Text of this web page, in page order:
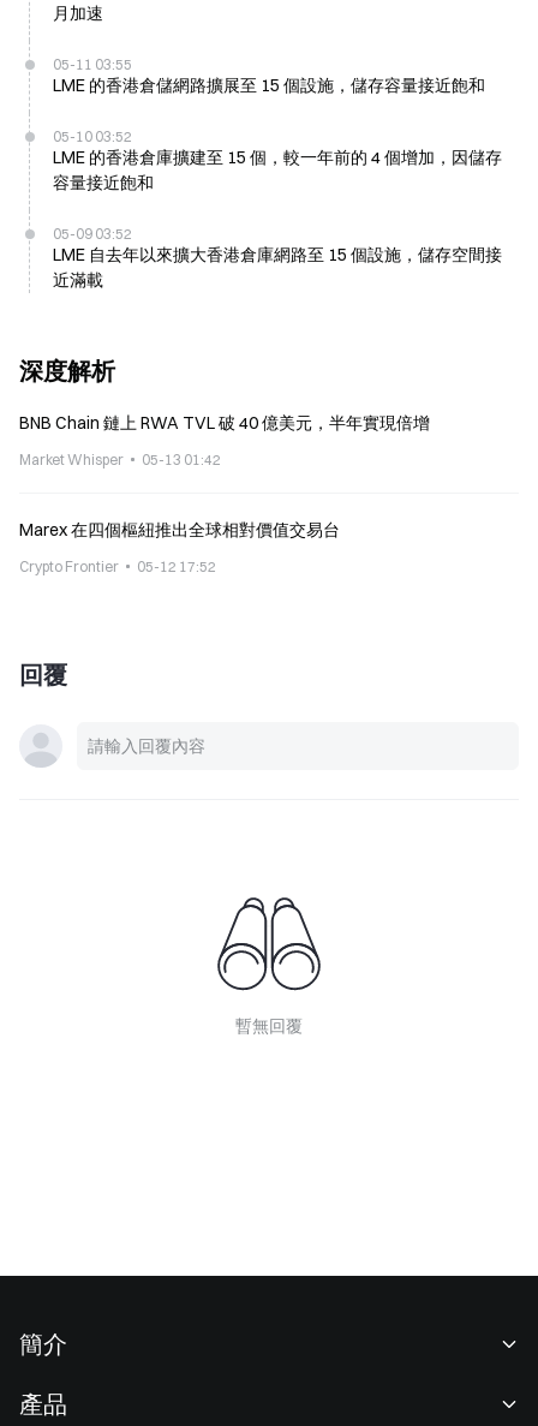
月加速
05-11 03:55
LME 的香港倉儲網路擴展至 15 個設施，儲存容量接近飽和
05-10 03:52
LME 的香港倉庫擴建至 15 個，較一年前的 4 個增加，因儲存
容量接近飽和
05-09 03:52
LME 自去年以來擴大香港倉庫網路至 15 個設施，儲存空間接
近滿載
深度解析
BNB Chain 鏈上 RWA TVL 破 40 億美元，半年實現倍增
Market Whisper 05-13 01:42
Marex 在四個樞紐推出全球相對價值交易台
Crypto Frontier 05-12 17:52
回覆
暫無回覆
簡介
產品